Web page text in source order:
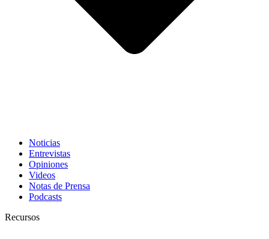
Noticias
Entrevistas
Opiniones
Videos
Notas de Prensa
Podcasts
Recursos